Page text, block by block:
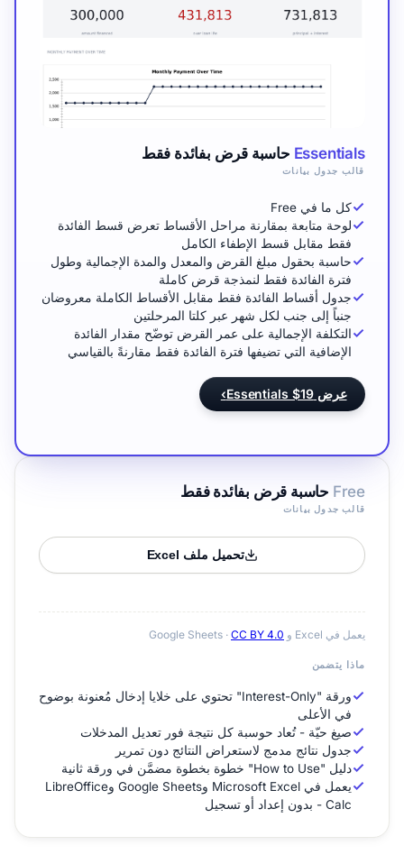
Free حاسبة قرض بفائدة فقط
قالب جدول بيانات
تحميل ملف Excel
يعمل في Excel و Google Sheets · CC BY 4.0
ماذا يتضمن
ورقة "Interest-Only" تحتوي على خلايا إدخال مُعنونة بوضوح
في الأعلى
صيغ حيّة - تُعاد حوسبة كل نتيجة فور تعديل المدخلات
جدول نتائج مدمج لاستعراض النتائج دون تمرير
دليل "How to Use" خطوة بخطوة مضمَّن في ورقة ثانية
يعمل في Microsoft Excel وGoogle Sheets وLibreOffice
Calc - بدون إعداد أو تسجيل
Essentials حاسبة قرض بفائدة فقط
قالب جدول بيانات
كل ما في Free
لوحة متابعة بمقارنة مراحل الأقساط تعرض قسط الفائدة
فقط مقابل قسط الإطفاء الكامل
حاسبة بحقول مبلغ القرض والمعدل والمدة الإجمالية وطول
فترة الفائدة فقط لنمذجة قرض كاملة
جدول أقساط الفائدة فقط مقابل الأقساط الكاملة معروضان
جنباً إلى جنب لكل شهر عبر كلتا المرحلتين
التكلفة الإجمالية على عمر القرض توضّح مقدار الفائدة
الإضافية التي تضيفها فترة الفائدة فقط مقارنةً بالقياسي
عرض Essentials $19 ›